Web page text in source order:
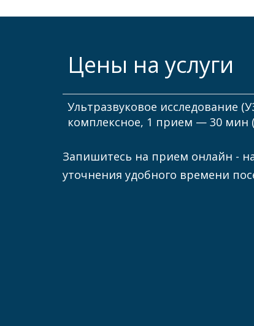
Цены на услуги
Ультразвуковое исследование
комплексное, 1 прием — 30 мин
Запишитесь на прием онлайн -
уточнения удобного времени